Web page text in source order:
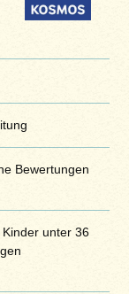
Bewertungen
unter 36